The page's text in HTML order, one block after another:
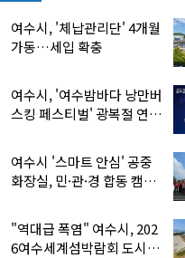
여수시, '체납관리단' 4개월
가동…세입 확충
여수시, '여수밤바다 낭만버
스킹 페스티벌' 광복절 연
여수시 '스마트 안심' 공중
화장실, 민·관·경 합동 캠페
"역대급 폭염" 여수시, 202
6여수세계섬박람회 도시숲